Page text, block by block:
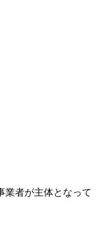
業者が主体となって